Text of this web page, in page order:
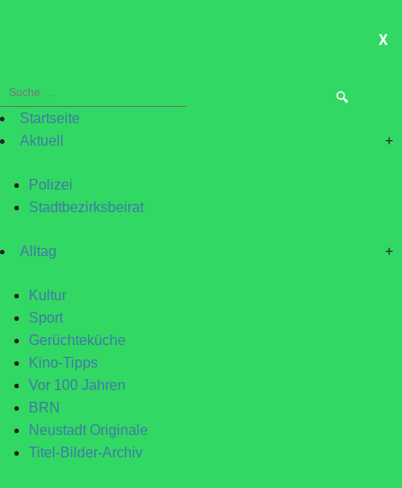
X
Suche
nach:Startseite
Aktuell
+
Polizei
Stadtbezirksbeirat
Alltag +
Kultur
Sport
Gerüchteküche
Kino-Tipps
Vor 100 Jahren
BRN
Neustadt Originale
Titel-Bilder-Archiv